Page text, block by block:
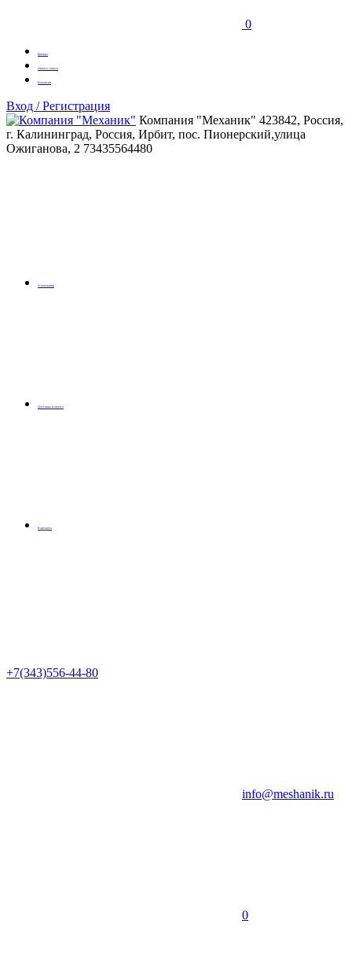
0
Бренды
Оплата заказа
Вакансии
Вход / Регистрация
Компания "Механик" 423842, Россия,
г. Калининград, Россия, Ирбит, пос. Пионерский,улица
Ожиганова, 2 73435564480
О компании
Доставка и оплата
Контакты
+7(343)556-44-80
info@meshanik.ru
0